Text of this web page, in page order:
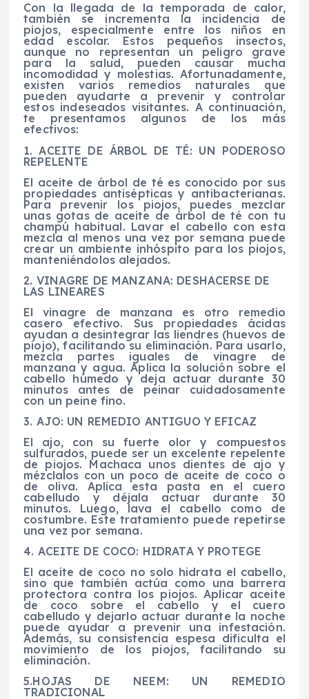
Con la llegada de la temporada de calor,
también se incrementa la incidencia de
piojos, especialmente entre los niños en
edad escolar. Estos pequeños insectos,
aunque no representan un peligro grave
para la salud, pueden causar mucha
incomodidad y molestias. Afortunadamente,
existen varios remedios naturales que
pueden ayudarte a prevenir y controlar
estos indeseados visitantes. A continuación,
te presentamos algunos de los más
efectivos:
1. ACEITE DE ÁRBOL DE TÉ: UN PODEROSO
REPELENTE
El aceite de árbol de té es conocido por sus
propiedades antisépticas y antibacterianas.
Para prevenir los piojos, puedes mezclar
unas gotas de aceite de árbol de té con tu
champú habitual. Lavar el cabello con esta
mezcla al menos una vez por semana puede
crear un ambiente inhóspito para los piojos,
manteniéndolos alejados.
2. VINAGRE DE MANZANA: DESHACERSE DE
LAS LINEARES
El vinagre de manzana es otro remedio
casero efectivo. Sus propiedades ácidas
ayudan a desintegrar las liendres (huevos de
piojo), facilitando su eliminación. Para usarlo,
mezcla partes iguales de vinagre de
manzana y agua. Aplica la solución sobre el
cabello húmedo y deja actuar durante 30
minutos antes de peinar cuidadosamente
con un peine fino.
3. AJO: UN REMEDIO ANTIGUO Y EFICAZ
El ajo, con su fuerte olor y compuestos
sulfurados, puede ser un excelente repelente
de piojos. Machaca unos dientes de ajo y
mézclalos con un poco de aceite de coco o
de oliva. Aplica esta pasta en el cuero
cabelludo y déjala actuar durante 30
minutos. Luego, lava el cabello como de
costumbre. Este tratamiento puede repetirse
una vez por semana.
4. ACEITE DE COCO: HIDRATA Y PROTEGE
El aceite de coco no solo hidrata el cabello,
sino que también actúa como una barrera
protectora contra los piojos. Aplicar aceite
de coco sobre el cabello y el cuero
cabelludo y dejarlo actuar durante la noche
puede ayudar a prevenir una infestación.
Además, su consistencia espesa dificulta el
movimiento de los piojos, facilitando su
eliminación.
5.HOJAS DE NEEM: UN REMEDIO
TRADICIONAL